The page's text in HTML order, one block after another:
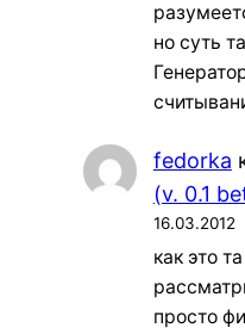
но суть
fedorka
(v. 0.1
16.03.2012
как это
просто